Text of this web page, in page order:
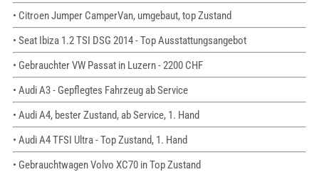
• Citroen Jumper CamperVan, umgebaut, top Zustand
• Seat Ibiza 1.2 TSI DSG 2014 - Top Ausstattungsangebot
• Gebrauchter VW Passat in Luzern - 2200 CHF
• Audi A3 - Gepflegtes Fahrzeug ab Service
• Audi A4, bester Zustand, ab Service, 1. Hand
• Audi A4 TFSI Ultra - Top Zustand, 1. Hand
• Gebrauchtwagen Volvo XC70 in Top Zustand